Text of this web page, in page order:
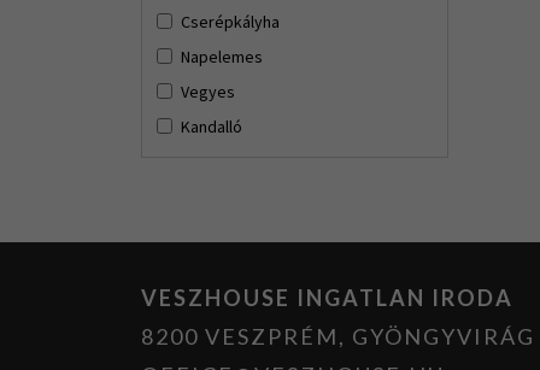
Cserépkályha
Napelemes
Vegyes
Kandalló
VESZHOUSE INGATLAN IRODA
8200 VESZPRÉM,